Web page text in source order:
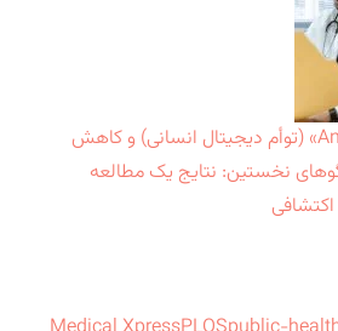
فناوری «Another Me» (توأم دیجیتال انسانی) و کاهش
نخستین: نتایج یک مطالعه